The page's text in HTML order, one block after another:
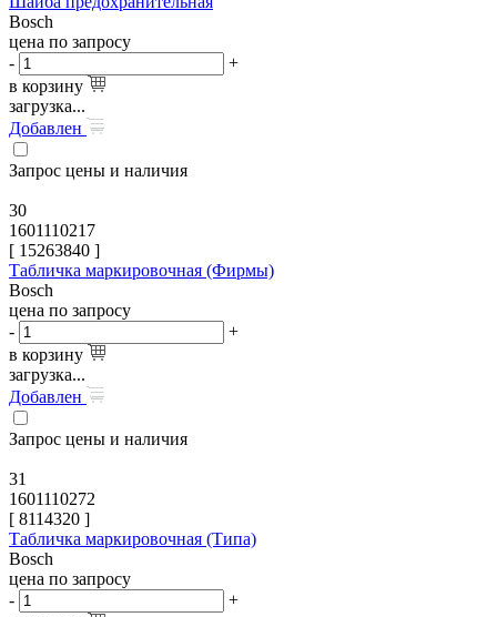
Bosch
цена по запросу
-
+
в корзину
загрузка...
Добавлен
Запрос цены и наличия
30
1601110217
[ 15263840 ]
Табличка маркировочная (Фирмы)
Bosch
цена по запросу
-
+
в корзину
загрузка...
Добавлен
Запрос цены и наличия
31
1601110272
[ 8114320 ]
Табличка маркировочная (Типа)
Bosch
цена по запросу
-
+